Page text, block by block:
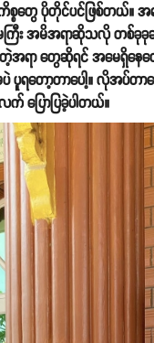
စ္စတွေ ပိုတိုင်ပင်ဖြစ်တယ်
ြီး အမိအရာဆိုသလို တစ်ခု
ာ တွေဆိုရင် အမေရှိနေတေ
တော့တာပေါ့။ လိုအပ်တာ
ြောပြခဲ့ပါတယ်။